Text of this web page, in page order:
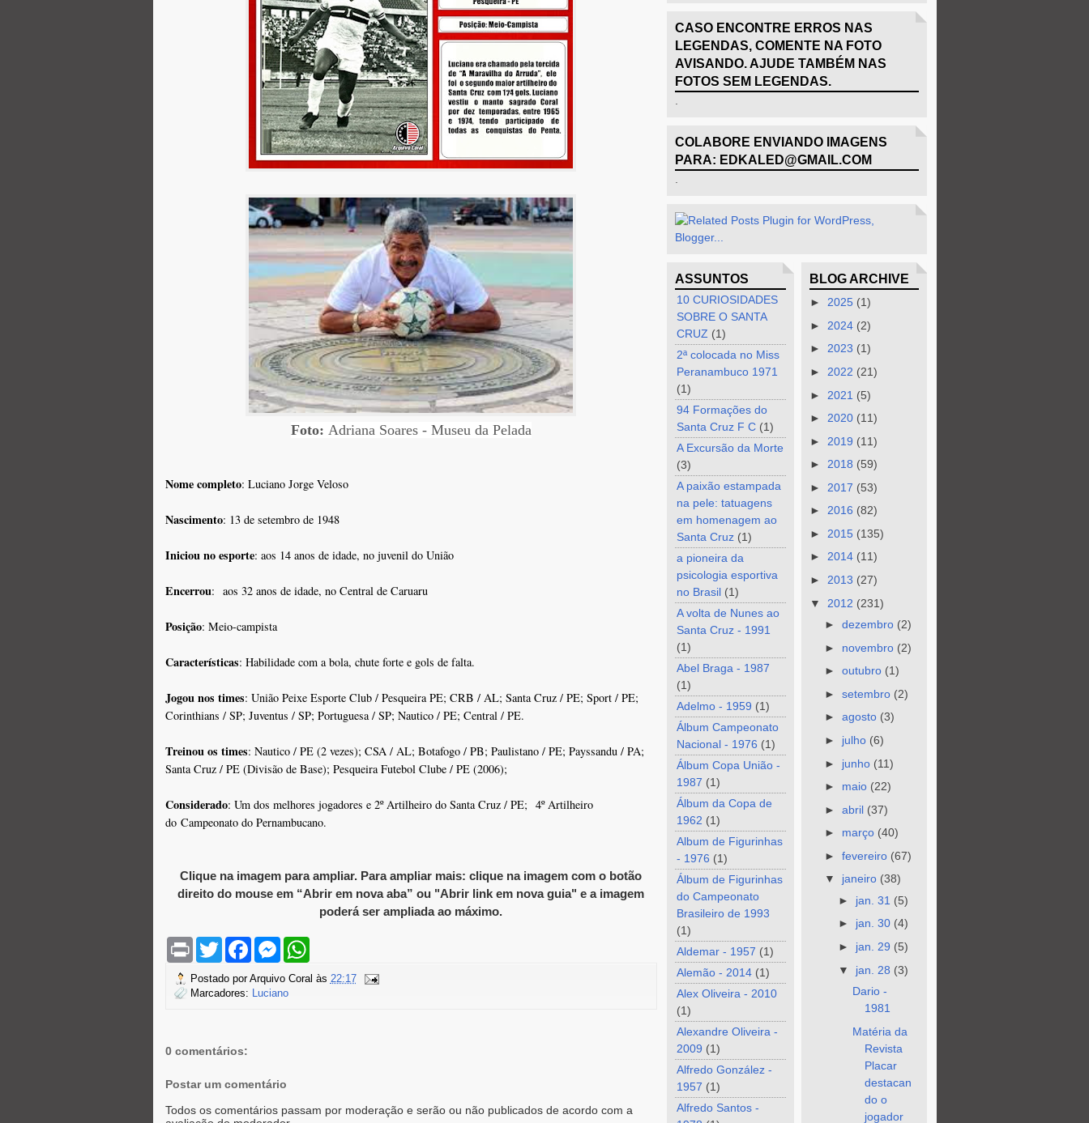
Foto: Adriana Soares - Museu da Pelada
Nome completo: Luciano Jorge Veloso
Nascimento: 13 de setembro de 1948
Iniciou no esporte: aos 14 anos de idade, no juvenil do União
Encerrou: aos 32 anos de idade, no Central de Caruaru
Posição: Meio-campista
Características: Habilidade com a bola, chute forte e gols de falta.
Jogou nos times: União Peixe Esporte Club / Pesqueira PE; CRB / AL; Santa Cruz / PE; Sport / PE;
Corinthians / SP; Juventus / SP; Portuguesa / SP; Nautico / PE; Central / PE.
Treinou os times: Nautico / PE (2 vezes); CSA / AL; Botafogo / PB; Paulistano / PE; Payssandu / PA;
Santa Cruz / PE (Divisão de Base); Pesqueira Futebol Clube / PE (2006);
Considerado: Um dos melhores jogadores e 2º Artilheiro do Santa Cruz / PE; 4º Artilheiro
do Campeonato do Pernambucano.
Clique na imagem para ampliar. Para ampliar mais: clique na imagem com o botão
direito do mouse em “Abrir em nova aba” ou "Abrir link em nova guia" e a imagem
poderá ser ampliada ao máximo.
P
n
t
T
w
t
t
F
e
b
M
s
e
W
t
Postado porArquivo Coral às 22:17
Marcadores: Luciano
0 comentários:
Postar um comentário
Todos os comentários passam por moderação e serão ou não publicados de acordo com a
CASO ENCONTRE ERROS NAS
LEGENDAS, COMENTE NA FOTO
AVISANDO. AJUDE TAMBÉM NAS
FOTOS SEM LEGENDAS.
COLABORE ENVIANDO IMAGENS
PARA: EDKALED@GMAIL.COM
ASSUNTOS
10 CURIOSIDADES
SOBRE O SANTA
CRUZ (1)
2ª colocada no Miss
Peranambuco 1971
(1)
94 Formações do
Santa Cruz F C (1)
A Excursão da Morte
(3)
A paixão estampada
na pele: tatuagens
em homenagem ao
Santa Cruz (1)
a pioneira da
psicologia esportiva
no Brasil (1)
A volta de Nunes ao
Santa Cruz - 1991
(1)
Abel Braga - 1987
(1)
Adelmo - 1959 (1)
Álbum Campeonato
Nacional - 1976 (1)
Álbum Copa União -
1987 (1)
Álbum da Copa de
1962 (1)
Album de Figurinhas
- 1976 (1)
Álbum de Figurinhas
do Campeonato
Brasileiro de 1993
(1)
Aldemar - 1957 (1)
Alemão - 2014 (1)
Alex Oliveira - 2010
(1)
Alexandre Oliveira -
2009 (1)
Alfredo González -
1957 (1)
Alfredo Santos -
BLOG ARCHIVE
►2025 (1)
► 2024 (2)
►2023 (1)
► 2022 (21)
► 2021 (5)
► 2020 (11)
► 2019 (11)
►2018 (59)
► 2017 (53)
►2016 (82)
► 2015 (135)
►2014 (11)
► 2013 (27)
▼ 2012 (231)
► dezembro (2)
► novembro (2)
► outubro (1)
► setembro (2)
► agosto (3)
► julho (6)
► junho (11)
► maio (22)
► abril (37)
► março (40)
► fevereiro (67)
▼ janeiro (38)
► jan. 31 (5)
► jan. 30 (4)
► jan. 29 (5)
▼ jan. 28 (3)
Dario -
1981
Matéria da
Revista
Placar
destacan
do o
jogador